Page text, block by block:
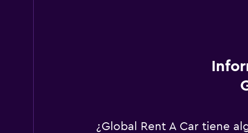
¿Global Rent A Car tiene